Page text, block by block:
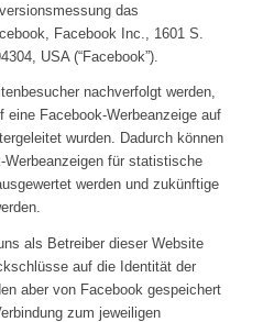
das
Facebook Inc., 1601 S.
USA (“Facebook”).
nachverfolgt werden,
Facebook-Werbeanzeige auf
wurden. Dadurch können
für statistische
werden und zukünftige
als Betreiber dieser Website
auf die Identität der
aber von Facebook gespeichert
zum jeweiligen